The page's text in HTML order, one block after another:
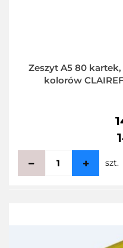
Zeszyt A5 80
kolorów
szt.